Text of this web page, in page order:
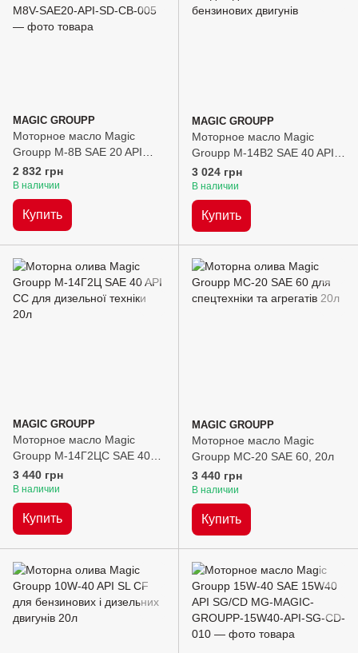
MAGIC GROUPP
Моторное масло Magic
Groupp М-8В SAE 20 API
SD/CB, 20л
2 832 грн
В наличии
Купить
MAGIC GROUPP
Моторное масло Magic
Groupp М-14В2 SAE 40 API
CB, 20л
3 024 грн
В наличии
Купить
MAGIC GROUPP
Моторное масло Magic
Groupp М-14Г2ЦС SAE 40
API CC, 20л
3 440 грн
В наличии
Купить
MAGIC GROUPP
Моторное масло Magic
Groupp МС-20 SAE 60, 20л
3 440 грн
В наличии
Купить